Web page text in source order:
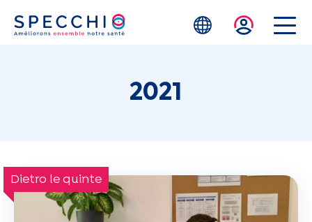
Skip to main content
2021
Dietro le quinte